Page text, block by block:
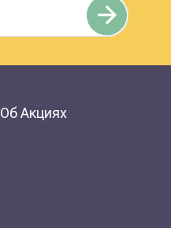
Об Акциях